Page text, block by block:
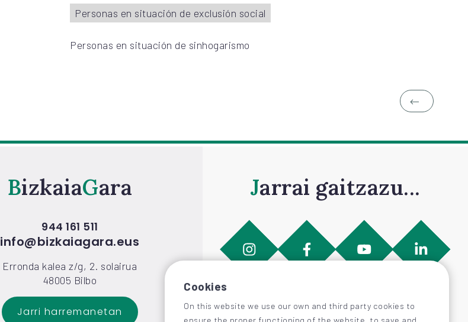
Personas en situación de exclusión social
Personas en situación de sinhogarismo
Bizkaia Gara
944 161 511
info@bizkaiagara.eus
Erronda kalea z/g, 2. solairua
48005 Bilbo
Jarri harremanetan
Jarrai gaitzazu...
Cookies
On this website we use our own and third party cookies to
ensure the proper functioning of the website, to save and